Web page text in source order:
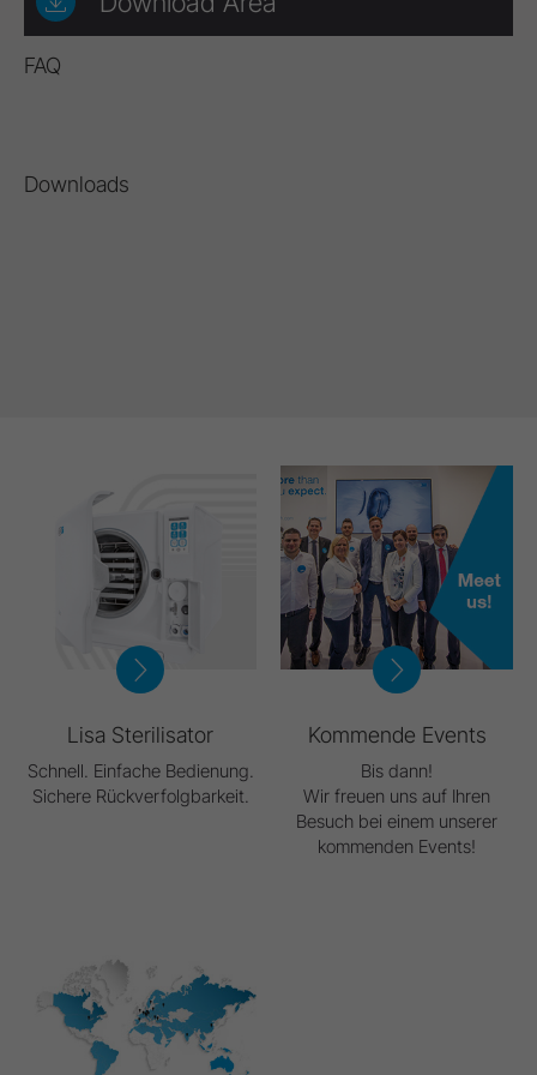
FAQ
Downloads
Lisa Sterilisator
Schnell. Einfache Bedienung.
Sichere Rückverfolgbarkeit.
Kommende Events
Bis dann!
Wir freuen uns auf Ihren
Besuch bei einem unserer
kommenden Events!